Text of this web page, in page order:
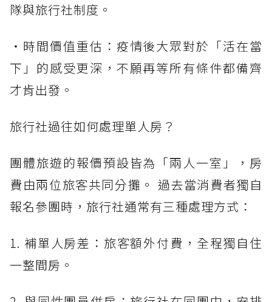
隊與旅行社制度。
・時間價值重估：疫情後大眾對於「活在當
下」的感受更深，不願再等所有條件都備齊
才肯出發。
旅行社過往如何處理單人房？
團體旅遊的報價預設皆為「兩人一室」，房
費由兩位旅客共同分攤。 過去當消費者獨自
報名參團時，旅行社通常有三種處理方式：
1. 補單人房差：旅客額外付費，全程獨自住
一整間房。